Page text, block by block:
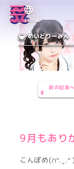
MENUEN／JP
めいどりーみん
前の記事へ
9月もあり
こんぽめ(∩ᐡ.